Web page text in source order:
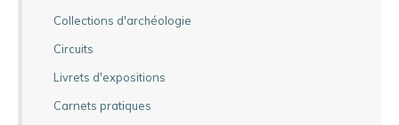
Collections d'archéologie
Circuits
Livrets d'expositions
Carnets pratiques